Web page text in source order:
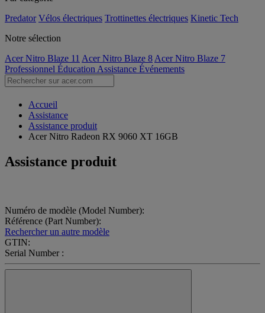
Predator Vélos électriques Trottinettes électriques Kinetic Tech
Notre sélection
Acer Nitro Blaze 11 Acer Nitro Blaze 8 Acer Nitro Blaze 7
Professionnel Éducation Assistance Événements
Accueil
Assistance
Assistance produit
Acer Nitro Radeon RX 9060 XT 16GB
Assistance produit
Numéro de modèle (Model Number):
Référence (Part Number):
Rechercher un autre modèle
GTIN:
Serial Number :